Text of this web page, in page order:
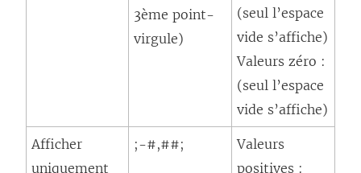
3ème point-
virgule)
(seul l’espace
vide s’affiche)
Valeurs zéro :
(seul l’espace
vide s’affiche)
Afficher
uniquement
;-#,##;
Valeurs
positives :